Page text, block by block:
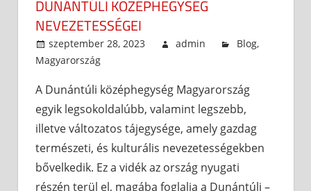
DUNÁNTÚLI KÖZÉPHEGYSÉG
NEVEZETESSÉGEI
szeptember 28, 2023 admin Blog,
Magyarország
A Dunántúli középhegység Magyarország
egyik legsokoldalúbb, valamint legszebb,
illetve változatos tájegysége, amely gazdag
természeti, és kulturális nevezetességekben
bővelkedik. Ez a vidék az ország nyugati
részén terül el, magába foglalja a Dunántúli –